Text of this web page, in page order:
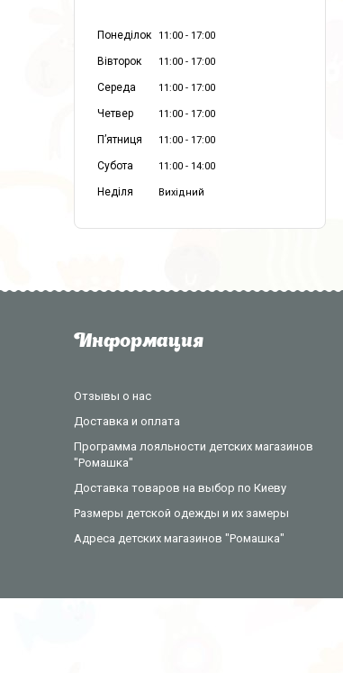
Понеділок 11:00 17:00
Вівторок 11:00 17:00
Середа 11:00 17:00
Четвер 11:00 17:00
Пʼятниця 11:00 17:00
Субота 11:00 14:00
Неділя Вихідний
Информация
Отзывы о нас
Доставка и оплата
Программа лояльности детских магазинов
"Ромашка"
Доставка товаров на выбор по Киеву
Размеры детской одежды и их замеры
Адреса детских магазинов "Ромашка"